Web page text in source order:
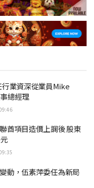
業資深從業員Mike
總經理
酋項目造價上調後 股東
動，伍素萍委任為新局